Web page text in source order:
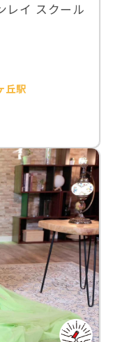
レイ スクール
丘駅